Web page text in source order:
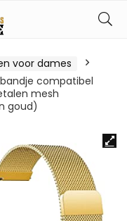
voor dames
compatibel
mesh
goud)